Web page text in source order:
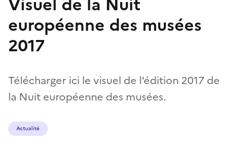
européenne des musées
2017
Télécharger ici le visuel de l'édition 2017 de
la Nuit européenne des musées.
Actualité